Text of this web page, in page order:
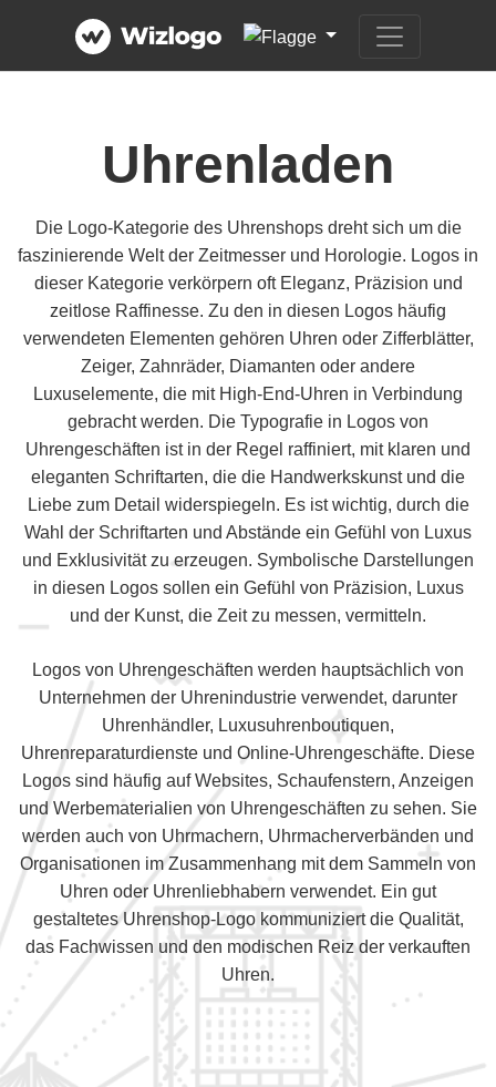
Uhrenladen
Die Logo-Kategorie des Uhrenshops dreht sich um die
faszinierende Welt der Zeitmesser und Horologie. Logos in
dieser Kategorie verkörpern oft Eleganz, Präzision und
zeitlose Raffinesse. Zu den in diesen Logos häufig
verwendeten Elementen gehören Uhren oder Zifferblätter,
Zeiger, Zahnräder, Diamanten oder andere
Luxuselemente, die mit High-End-Uhren in Verbindung
gebracht werden. Die Typografie in Logos von
Uhrengeschäften ist in der Regel raffiniert, mit klaren und
eleganten Schriftarten, die die Handwerkskunst und die
Liebe zum Detail widerspiegeln. Es ist wichtig, durch die
Wahl der Schriftarten und Abstände ein Gefühl von Luxus
und Exklusivität zu erzeugen. Symbolische Darstellungen
in diesen Logos sollen ein Gefühl von Präzision, Luxus
und der Kunst, die Zeit zu messen, vermitteln.
Logos von Uhrengeschäften werden hauptsächlich von
Unternehmen der Uhrenindustrie verwendet, darunter
Uhrenhändler, Luxusuhrenboutiquen,
Uhrenreparaturdienste und Online-Uhrengeschäfte. Diese
Logos sind häufig auf Websites, Schaufenstern, Anzeigen
und Werbematerialien von Uhrengeschäften zu sehen. Sie
werden auch von Uhrmachern, Uhrmacherverbänden und
Organisationen im Zusammenhang mit dem Sammeln von
Uhren oder Uhrenliebhabern verwendet. Ein gut
gestaltetes Uhrenshop-Logo kommuniziert die Qualität,
das Fachwissen und den modischen Reiz der verkauften
Uhren.